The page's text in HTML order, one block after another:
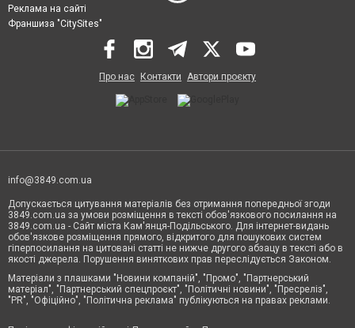
Реклама на сайті
Франшиза "CitySites"
Про нас Контакти Автори проєкту
info@3849.com.ua
Допускається цитування матеріалів без отримання попередньої згоди
3849.com.ua за умови розміщення в тексті обов'язкового посилання на
3849.com.ua - Сайт міста Кам'янця-Подільського. Для інтернет-видань
обов'язкове розміщення прямого, відкритого для пошукових систем
гіперпосилання на цитовані статті не нижче другого абзацу в тексті або в
якості джерела. Порушення виняткових прав переслідується Законом.
Матеріали з плашками "Новини компаній", "Промо", "Партнерський
матеріал", "Партнерський спецпроєкт", "Політичні новини", "Пресреліз",
"PR", "Офіційно", "Політична реклама" публікуються на правах реклами.